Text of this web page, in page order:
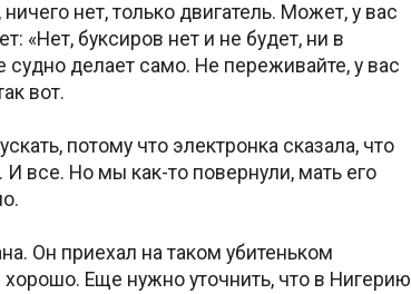
нет, только двигатель. Может, у вас
«Нет, буксиров нет и не будет, ни в
делает само. Не переживайте, у вас
вот.
потому что электронка сказала, что
все. Но мы как-то повернули, мать его
Он приехал на таком убитеньком
Еще нужно уточнить, что в Нигерию